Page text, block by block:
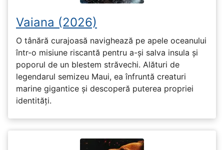
Vaiana (2026)
O tânără curajoasă navighează pe apele oceanului
într-o misiune riscantă pentru a-și salva insula și
poporul de un blestem străvechi. Alături de
legendarul semizeu Maui, ea înfruntă creaturi
marine gigantice și descoperă puterea propriei
identități.